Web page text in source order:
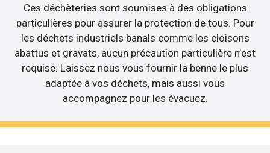
Ces déchèteries sont soumises à des obligations
particulières pour assurer la protection de tous. Pour
les déchets industriels banals comme les cloisons
abattus et gravats, aucun précaution particulière n’est
requise. Laissez nous vous fournir la benne le plus
adaptée à vos déchets, mais aussi vous
accompagnez pour les évacuez.